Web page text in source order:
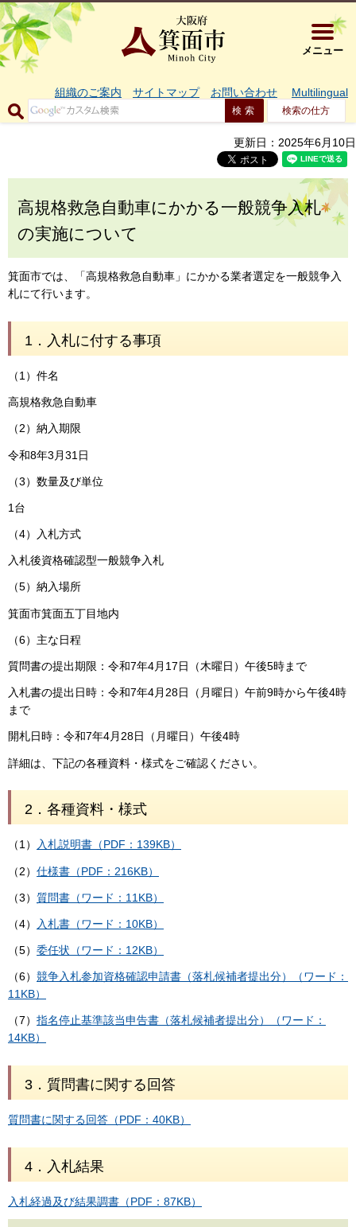
大阪府箕
メニュー
組織のご案内 サイトマップ お問い合わせ Multilingual
検索の仕方
更新日：2025年6月10日
高規格救急自動車にかかる一般競争入札
の実施について
箕面市では、「高規格救急自動車」にかかる業者選定を一般競争入
札にて行います。
1．入札に付する事項
（1）件名
高規格救急自動車
（2）納入期限
令和8年3月31日
（3）数量及び単位
1台
（4）入札方式
入札後資格確認型一般競争入札
（5）納入場所
箕面市箕面五丁目地内
（6）主な日程
質問書の提出期限：令和7年4月17日（木曜日）午後5時まで
入札書の提出日時：令和7年4月28日（月曜日）午前9時から午後4時
まで
開札日時：令和7年4月28日（月曜日）午後4時
詳細は、下記の各種資料・様式をご確認ください。
2．各種資料・様式
（1） 入札説明書（PDF：139KB）
（2） 仕様書（PDF：216KB）
（3） 質問書（ワード：11KB）
（4） 入札書（ワード：10KB）
（5） 委任状（ワード：12KB）
（6） 競争入札参加資格確認申請書（落札候補者提出分）（ワード：
11KB）
（7） 指名停止基準該当申告書（落札候補者提出分）（ワード：
14KB）
3．質問書に関する回答
質問書に関する回答（PDF：40KB）
4．入札結果
入札経過及び結果調書（PDF：87KB）